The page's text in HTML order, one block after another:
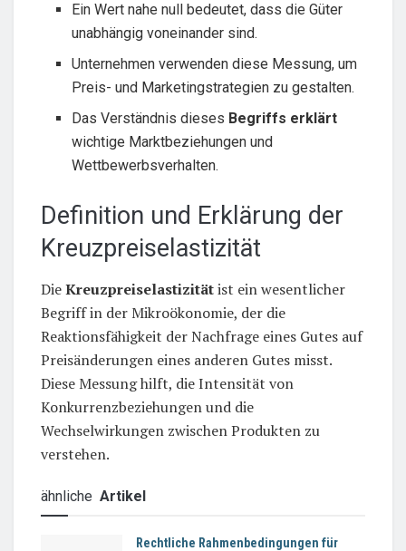
Ein Wert nahe null bedeutet, dass die Güter
unabhängig voneinander sind.
Unternehmen verwenden diese Messung, um
Preis- und Marketingstrategien zu gestalten.
Das Verständnis dieses Begriffs erklärt
wichtige Marktbeziehungen und
Wettbewerbsverhalten.
Definition und Erklärung der
Kreuzpreiselastizität
DieKreuzpreiselastizitätist ein wesentlicher
Begriff in der Mikroökonomie, der die
Reaktionsfähigkeit der Nachfrage eines Gutes auf
Preisänderungen eines anderen Gutes misst.
Diese Messung hilft, die Intensität von
Konkurrenzbeziehungen und die
Wechselwirkungen zwischen Produkten zu
verstehen.
ähnliche Artikel
Rechtliche Rahmenbedingungen für